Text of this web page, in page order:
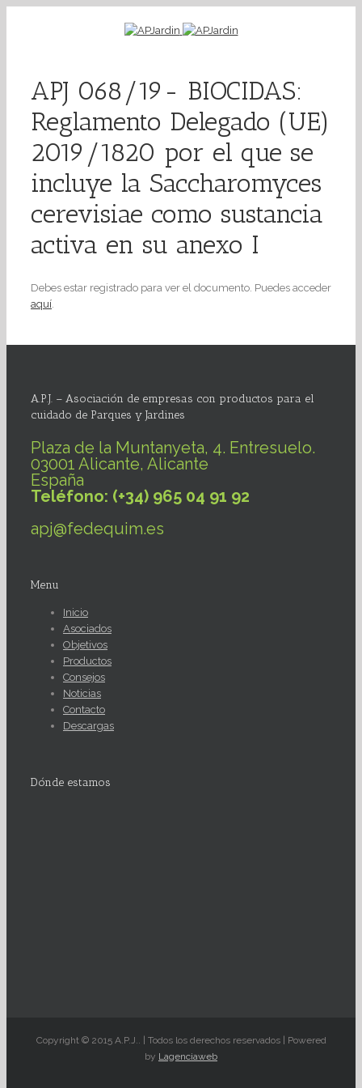
APJ 068/19- BIOCIDAS:
Reglamento Delegado (UE)
2019/1820 por el que se
incluye la Saccharomyces
cerevisiae como sustancia
activa en su anexo I
Debes estar registrado para ver el documento. Puedes acceder
aquí.
A.P.J. – Asociación de empresas con productos para el
cuidado de Parques y Jardines
Plaza de la Muntanyeta, 4. Entresuelo.
03001 Alicante, Alicante
España
Teléfono: (+34) 965 04 91 92
apj@fedequim.es
Menu
Inicio
Asociados
Objetivos
Productos
Consejos
Noticias
Contacto
Descargas
Dónde estamos
Copyright © 2015 A.P.J.. | Todos los derechos reservados | Powered
by Lagenciaweb